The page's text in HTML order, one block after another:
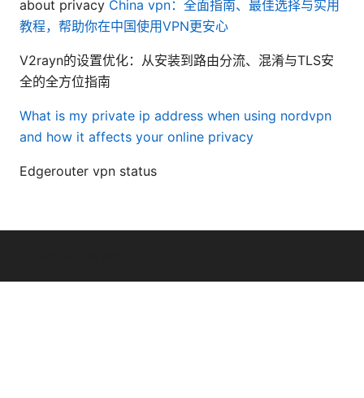
about privacy China vpn：全面指南、最佳选择与实用
教程，帮助你在中国使用VPN更安心
V2rayn的设置优化：从安装到路由分流、混淆与TLS安
全的全方位指南
What is my private ip address when using nordvpn
and how it affects your online privacy
Edgerouter vpn status